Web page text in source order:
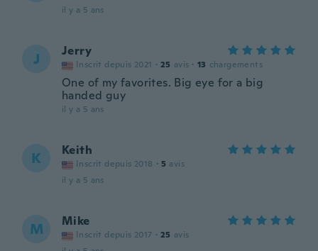
il y a 5 ans
J Jerry
Inscrit depuis 2021 · 25 avis · 13 chargements
One of my favorites. Big eye for a big
handed guy
il y a 5 ans
K Keith
Inscrit depuis 2018 · 5 avis
il y a 5 ans
M Mike
Inscrit depuis 2017 · 25 avis